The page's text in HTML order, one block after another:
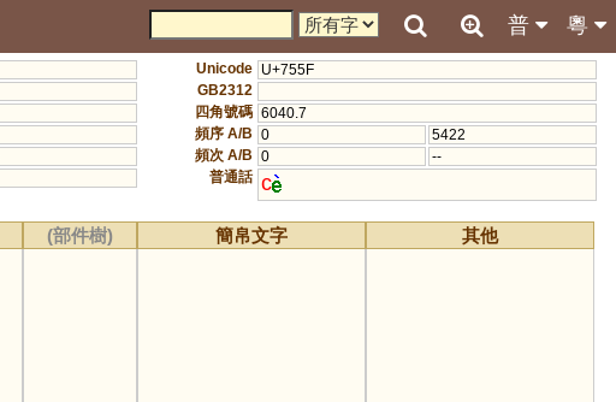
粵
普
Unicode U+755F
GB2312
四角號碼 6040.7
頻序 A/B 0
5422
頻次 A/B 0
--
普通話 c
(部件樹) 簡帛文字 其他